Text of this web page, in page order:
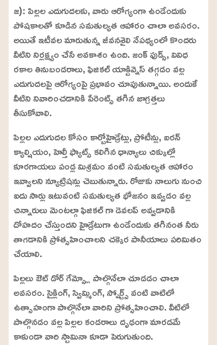
జ): పిల్లల ఎదుగుదలకు, వారు ఆరోగ్యంగా ఉండేందుకు
పోషకాలతో కూడిన సమతుల్యత ఆహారం చాలా అవసరం.
అయితే ఇటీవల మారుతున్న జీవనశైలి నేపథ్యంలో కొందరు
వీటిని నిర్లక్ష్యం చేసే అవకాశం ఉంది. జంక్ ఫుడ్స్, వివిధ
రకాల తినుబండరాలు, ఫిజికల్ యాక్టివ్నెస్ తగ్గడం వల్ల
ఎదుగుదలపై ఆరోగ్యంపై ప్రభావం చూపుతున్నాయి. అందుకే
వీటిని నివారించడానికి పేరెంట్స్ తగిన జాగ్రత్తలు
తీసుకోవాలి.
పిల్లల ఎదుగుదల కోసం కార్బోహైడ్రేట్లు, ప్రోటీన్లు, ఐరన్
క్యాల్షియం, హెల్తీ ఫ్యాట్స్ కలిగిన ధాన్యాలు చిక్కుల్లో
కూరగాయలు పండ్ల మిశ్రమం వంటి సమతుల్యత ఆహారం
ఇవ్వాలని న్యూట్రిషన్లు చెబుతున్నారు. రోజుకు నాలుగు నుంచి
ఐదు సార్లు ఇటువంటి సమతుల్యత భోజనం ఇవ్వడం వల్ల
చిన్నారులు మెంటల్గా ఫిజికల్ గా డెవలప్ అవ్వడానికి
దోహదం చేస్తుందని హైడ్రేటుగా ఉండేందుకు తగినంత నీరు
తాగడానికి ప్రోత్సహించాలని చక్కెర పానీయాలు పరిమితం
చేయాలి.
పిల్లలు ఔట్ డోర్ గేమ్స్లో పాల్గొనేలా చూడడం చాలా
అవసరం. సైక్లింగ్, స్విమ్మింగ్, స్పోర్ట్స్ వంటి వాటిలో
ఉత్సాహంగా పాల్గొనేలా వారిని ప్రోత్సహించాలి. వీటిలో
పాల్గొనడం వల్ల పిల్లల కండరాలు దృఢంగా మారడమే
కాకుండా వారి స్టామినా కూడా పెరుగుతుంది.